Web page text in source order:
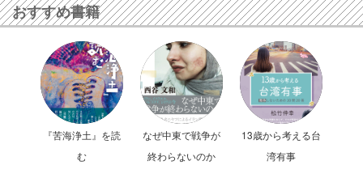
おすすめ書籍
『苦海浄土』を読
む
なぜ中東で戦争が
終わらないのか
13歳から考える台
湾有事